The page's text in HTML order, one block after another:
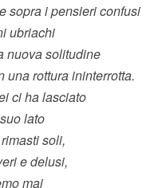
sopra i pensieri confusi
ubriachi
nuova solitudine
rottura ininterrotta.
ci ha lasciato
lato
soli,
e delusi,
mai